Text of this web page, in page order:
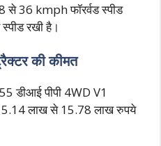
से 36 kmph फॉरर्वड स्पीड
रखी है।
की कीमत
डीआई पीपी 4WD V1
लाख से 15.78 लाख रुपये